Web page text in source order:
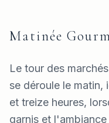
Matinée
Le tour des
se déroule le matin,
et treize heures,
garnis et